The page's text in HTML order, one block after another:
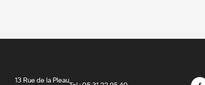
13 Rue de la Pleau